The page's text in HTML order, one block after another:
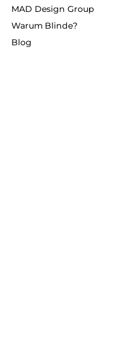
MAD Design Group
Warum Blinde?
Blog